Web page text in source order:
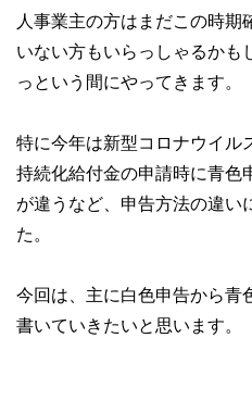
人事業主の方はまだこの時期
いない方もいらっしゃるかも
っという間にやってきます。
特に今年は新型コロナウイル
持続化給付金の申請時に青色
が違うなど、申告方法の違い
た。
今回は、主に白色申告から青
書いていきたいと思います。